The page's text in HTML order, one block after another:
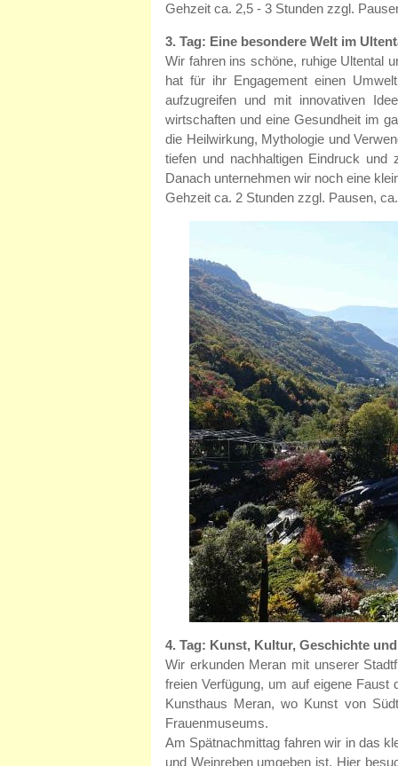
Gehzeit ca. 2,5 - 3 Stunden zzgl.
3. Tag: Eine besondere Welt im
Wir fahren ins schöne, ruhige Ultental
hat für ihr Engagement einen
aufzugreifen und mit innovativen
wirtschaften und eine Gesundheit im
die Heilwirkung, Mythologie und
tiefen und nachhaltigen Eindruck
Danach unternehmen wir noch eine
Gehzeit ca. 2 Stunden zzgl. Pausen,
4. Tag: Kunst, Kultur, Geschichte
Wir erkunden Meran mit unserer
freien Verfügung, um auf eigene
Kunsthaus Meran, wo Kunst von
Frauenmuseums.
Am Spätnachmittag fahren wir in das
und Weinreben umgeben ist. Hier